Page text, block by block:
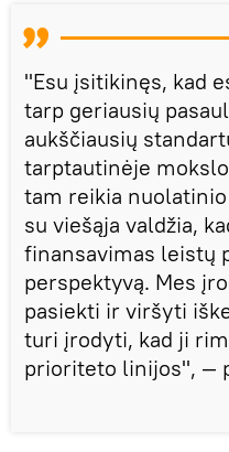
"Esu įsitikinęs, kad
tarp geriausių
aukščiausių
tarptautinėje
tam reikia
su viešąja valdžia,
finansavimas leistų
perspektyvą. Mes
pasiekti ir viršyti
turi įrodyti, kad ji
prioriteto linijos", —